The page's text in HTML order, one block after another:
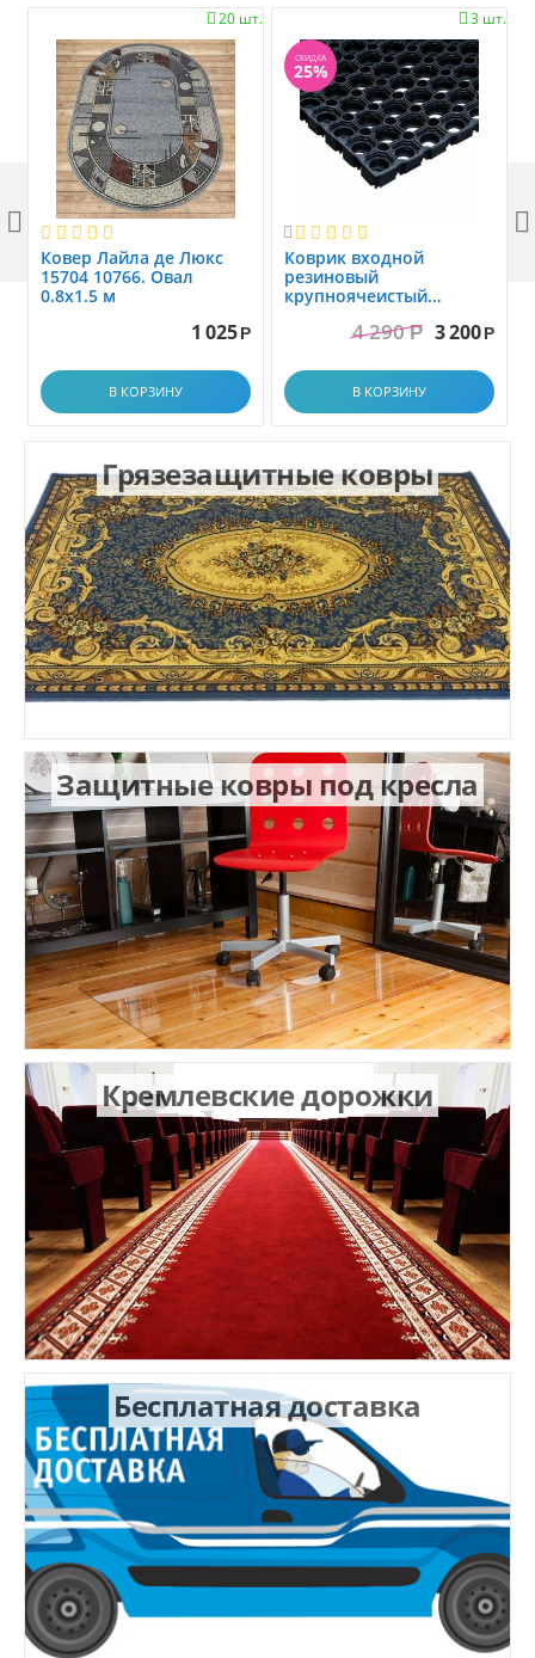
20 шт.

Ковер Лайла де Люкс
15704 10766. Овал
0.8x1.5 м
1 025 Р
В КОРЗИНУ
3 шт.

СКИДКА
25%

Коврик вxодной
резиновый
крупноячеистый
1.0x1.5 м4 290 Р 3 200 Р
В КОРЗИНУ
 
Грязезащитные ковры
Защитные ковры под кресла
Кремлевские дорожки
Бесплатная доставка